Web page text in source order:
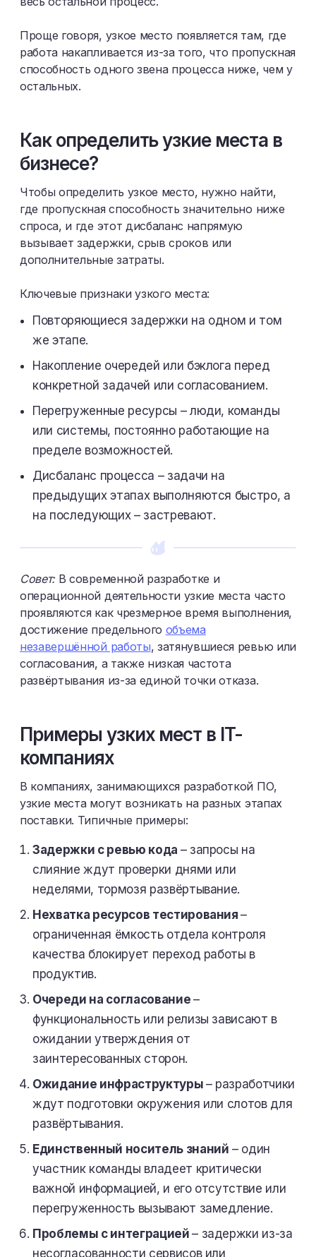
Проще говоря, узкое место появляется там, где
работа накапливается из-за того, что пропускная
способность одного звена процесса ниже, чем у
остальных.
Как определить узкие места в
бизнесе?
Чтобы определить узкое место, нужно найти,
где пропускная способность значительно ниже
спроса, и где этот дисбаланс напрямую
вызывает задержки, срыв сроков или
дополнительные затраты.
Ключевые признаки узкого места:
Повторяющиеся задержки на одном и том
же этапе.
Накопление очередей или бэклога перед
конкретной задачей или согласованием.
Перегруженные ресурсы – люди, команды
или системы, постоянно работающие на
пределе возможностей.
Дисбаланс процесса – задачи на
предыдущих этапах выполняются быстро, а
на последующих – застревают.
Совет: В современной разработке и
операционной деятельности узкие места часто
проявляются как чрезмерное время выполнения,
достижение предельного объема
незавершённой работы, затянувшиеся ревью или
согласования, а также низкая частота
развёртывания из-за единой точки отказа.
Примеры узких мест в IT-
компаниях
В компаниях, занимающихся разработкой ПО,
узкие места могут возникать на разных этапах
поставки. Типичные примеры:
Задержки с ревью кода – запросы на
слияние ждут проверки днями или
неделями, тормозя развёртывание.
Нехватка ресурсов тестирования–
ограниченная ёмкость отдела контроля
качества блокирует переход работы в
продуктив.
Очереди на согласование –
функциональность или релизы зависают в
ожидании утверждения от
заинтересованных сторон.
Ожидание инфраструктуры – разработчики
ждут подготовки окружения или слотов для
развёртывания.
Единственный носитель знаний – один
участник команды владеет критически
важной информацией, и его отсутствие или
перегруженность вызывают замедление.
Проблемы с интеграцией– задержки из-за
несогласованности сервисов или